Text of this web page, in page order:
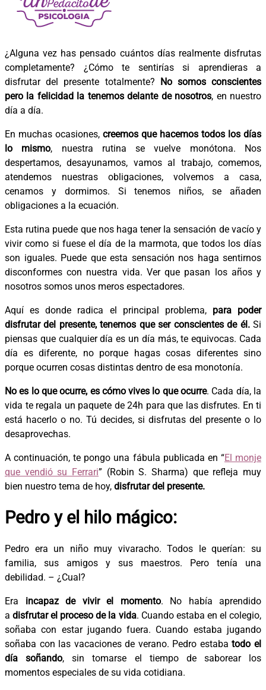
¿Alguna vez has pensado cuántos días realmente disfrutas
completamente? ¿Cómo te sentirías si aprendieras a
disfrutar del presente totalmente? No somos conscientes
pero la felicidad la tenemos delante de nosotros, en nuestro
día a día.
En muchas ocasiones, creemos que hacemos todos los días
lo mismo, nuestra rutina se vuelve monótona. Nos
despertamos, desayunamos, vamos al trabajo, comemos,
atendemos nuestras obligaciones, volvemos a casa,
cenamos y dormimos. Si tenemos niños, se añaden
obligaciones a la ecuación.
Esta rutina puede que nos haga tener la sensación de vacío y
vivir como si fuese el día de la marmota, que todos los días
son iguales. Puede que esta sensación nos haga sentirnos
disconformes con nuestra vida. Ver que pasan los años y
nosotros somos unos meros espectadores.
Aquí es donde radica el principal problema, para poder
disfrutar del presente, tenemos que ser conscientes de él.Si
piensas que cualquier día es un día más, te equivocas. Cada
día es diferente, no porque hagas cosas diferentes sino
porque ocurren cosas distintas dentro de esa monotonía.
No es lo que ocurre, es cómo vives lo que ocurre. Cada día, la
vida te regala un paquete de 24h para que las disfrutes. En ti
está hacerlo o no. Tú decides, si disfrutas del presente o lo
desaprovechas.
A continuación, te pongo una fábula publicada en “El monje
que vendió su Ferrari” (Robin S. Sharma) que refleja muy
bien nuestro tema de hoy, disfrutar del presente.
Pedro y el hilo mágico:
Pedro era un niño muy vivaracho. Todos le querían: su
familia, sus amigos y sus maestros. Pero tenía una
debilidad. – ¿Cual?
Era incapaz de vivir el momento. No había aprendido
adisfrutar el proceso de la vida. Cuando estaba en el colegio,
soñaba con estar jugando fuera. Cuando estaba jugando
soñaba con las vacaciones de verano. Pedro estabatodo el
día soñando, sin tomarse el tiempo de saborear los
momentos especiales de su vida cotidiana.